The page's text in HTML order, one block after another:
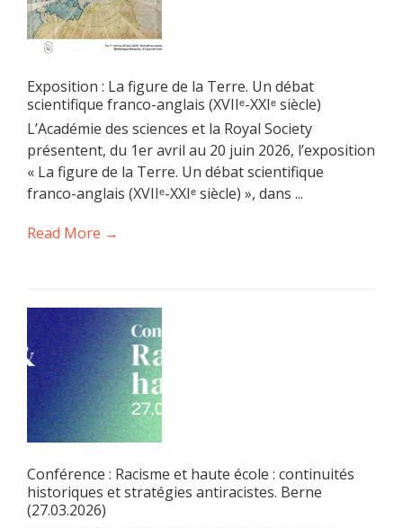
Exposition : La figure de la Terre. Un débat
scientifique franco-anglais (XVIIᵉ-XXIᵉ siècle)
L’Académie des sciences et la Royal Society
présentent, du 1er avril au 20 juin 2026, l’exposition
« La figure de la Terre. Un débat scientifique
franco-anglais (XVIIᵉ-XXIᵉ siècle) », dans ...
Read More →
Conférence : Racisme et haute école : continuités
historiques et stratégies antiracistes. Berne
(27.03.2026)